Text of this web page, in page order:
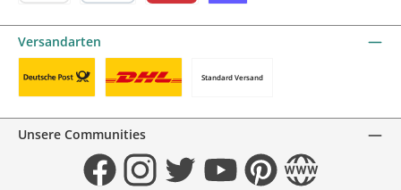
Versandarten
Standard Versand
Unsere Communities
FacebookInstagramTwitter YouTubePinterestWebsite